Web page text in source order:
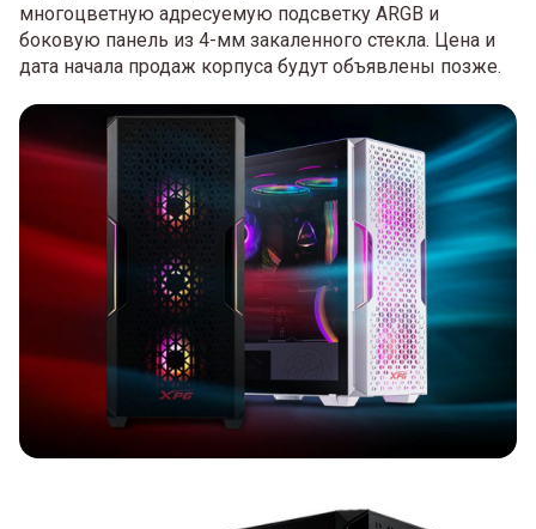
многоцветную адресуемую подсветку ARGB и
боковую панель из 4-мм закаленного стекла. Цена и
дата начала продаж корпуса будут объявлены позже.